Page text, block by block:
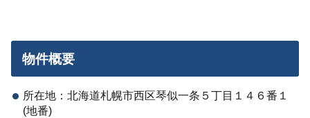
物件概要
所在地：北海道札幌市西区琴似一条５丁目１４６番１
(地番)